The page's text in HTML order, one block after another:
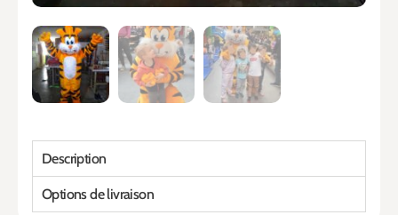
Description
Options de livraison